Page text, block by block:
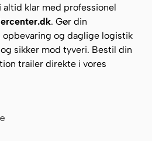
altid klar med professionel
. Gør din
og daglige logistik
sikker mod tyveri. Bestil din
trailer direkte i vores